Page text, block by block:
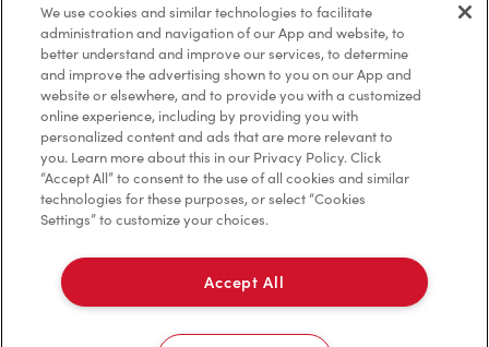
Marques de commerce
Accessibilité
Diagnostic
Contactez-nous
TM & © Tim Hortons, 2023
We use cookies and similar technologies to facilitate
administration and navigation of our App and website, to
better understand and improve our services, to determine
and improve the advertising shown to you on our App and
website or elsewhere, and to provide you with a customized
online experience, including by providing you with
personalized content and ads that are more relevant to
you. Learn more about this in our Privacy Policy. Click
“Accept All” to consent to the use of all cookies and similar
technologies for these purposes, or select “Cookies
Settings” to customize your choices.
Accept All